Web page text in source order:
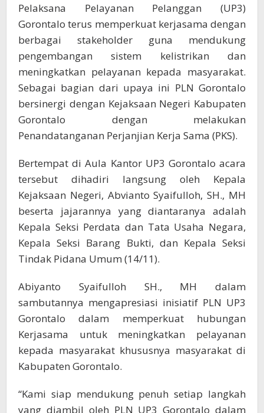
Pelaksana Pelayanan Pelanggan (UP3)
Gorontalo terus memperkuat kerjasama dengan
berbagai stakeholder guna mendukung
pengembangan sistem kelistrikan dan
meningkatkan pelayanan kepada masyarakat.
Sebagai bagian dari upaya ini PLN Gorontalo
bersinergi dengan Kejaksaan Negeri Kabupaten
Gorontalo dengan melakukan
Penandatanganan Perjanjian Kerja Sama (PKS).
Bertempat di Aula Kantor UP3 Gorontalo acara
tersebut dihadiri langsung oleh Kepala
Kejaksaan Negeri, Abvianto Syaifulloh, SH., MH
beserta jajarannya yang diantaranya adalah
Kepala Seksi Perdata dan Tata Usaha Negara,
Kepala Seksi Barang Bukti, dan Kepala Seksi
Tindak Pidana Umum (14/11).
Abiyanto Syaifulloh SH., MH dalam
sambutannya mengapresiasi inisiatif PLN UP3
Gorontalo dalam memperkuat hubungan
Kerjasama untuk meningkatkan pelayanan
kepada masyarakat khususnya masyarakat di
Kabupaten Gorontalo.
“Kami siap mendukung penuh setiap langkah
yang diambil oleh PLN UP3 Gorontalo dalam